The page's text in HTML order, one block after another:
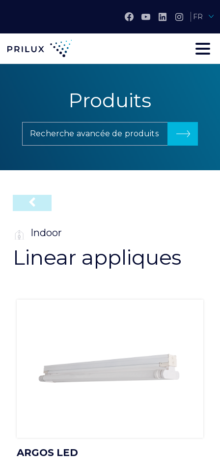
FR
Produits
Recherche avancée de produits
Indoor
Linear appliques
ARGOS LED